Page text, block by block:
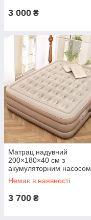
3 000 ₴
Матрац надувний
200×180×40 см з
акумуляторним насосом
Type-C
Немає в наявності
3 700 ₴